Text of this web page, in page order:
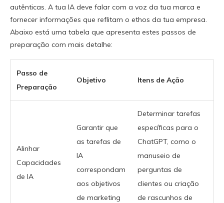
autênticas. A tua IA deve falar com a voz da tua marca e
fornecer informações que reflitam o ethos da tua empresa.
Abaixo está uma tabela que apresenta estes passos de
preparação com mais detalhe:
Passo de
Preparação
Objetivo Itens de Ação
Alinhar
Capacidades
de IA
Garantir que
as tarefas de
IA
correspondam
aos objetivos
de marketing
Determinar tarefas
específicas para o
ChatGPT, como o
manuseio de
perguntas de
clientes ou criação
de rascunhos de